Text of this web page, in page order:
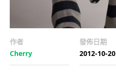
作者
Cherry
發佈日期
2012-10-20